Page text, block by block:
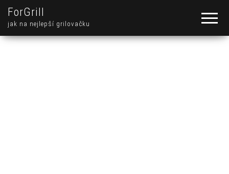
ForGrill
jak na nejlepší grilovačku